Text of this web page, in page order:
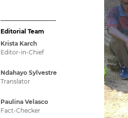
Editorial Team
Krista Karch
Editor-in-Chief
Ndahayo Sylvestre
Translator
Paulina Velasco
Fact-Checker